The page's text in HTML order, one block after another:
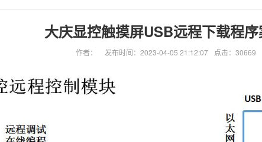
大庆显控触摸屏USB远程下载程
作者： 发布时间：2023-04-05 21:12:07 点击：30669